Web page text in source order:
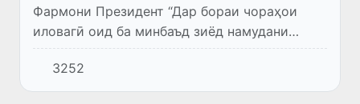
Фармони Президент “Дар бораи чораҳои
иловагӣ оид ба минбаъд зиёд намудани
шумораи сайёҳони хориҷӣ ба Ҷумҳурии
Ӯзбекистон" (ФП № 102 аз 128 июли соли
2024) қабул гардид.
3252